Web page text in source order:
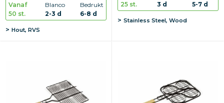
Vanaf
50 st.
Blanco
2-3 d
Bedrukt
6-8 d
Hout, RVS
25 st.
3 d
5-7 d
Stainless Steel, Wood